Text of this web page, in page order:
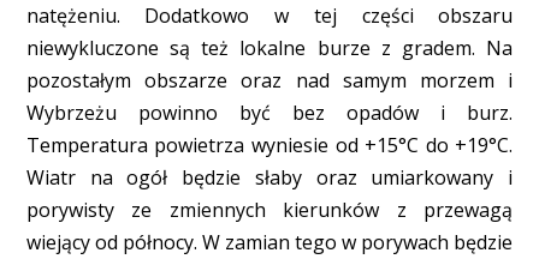
natężeniu. Dodatkowo w tej części obszaru
niewykluczone są też lokalne burze z gradem. Na
pozostałym obszarze oraz nad samym morzem i
Wybrzeżu powinno być bez opadów i burz.
Temperatura powietrza wyniesie od +15°C do +19°C.
Wiatr na ogół będzie słaby oraz umiarkowany i
porywisty ze zmiennych kierunków z przewagą
wiejący od północy. W zamian tego w porywach będzie